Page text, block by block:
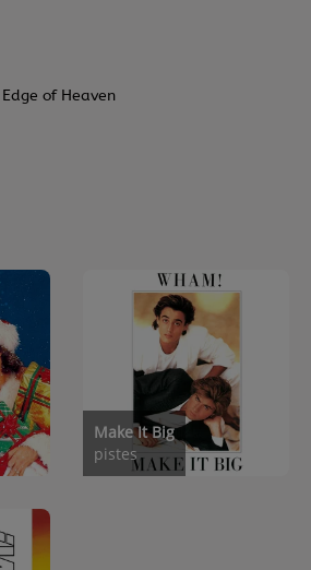
of Heaven
Make It Big
pistes